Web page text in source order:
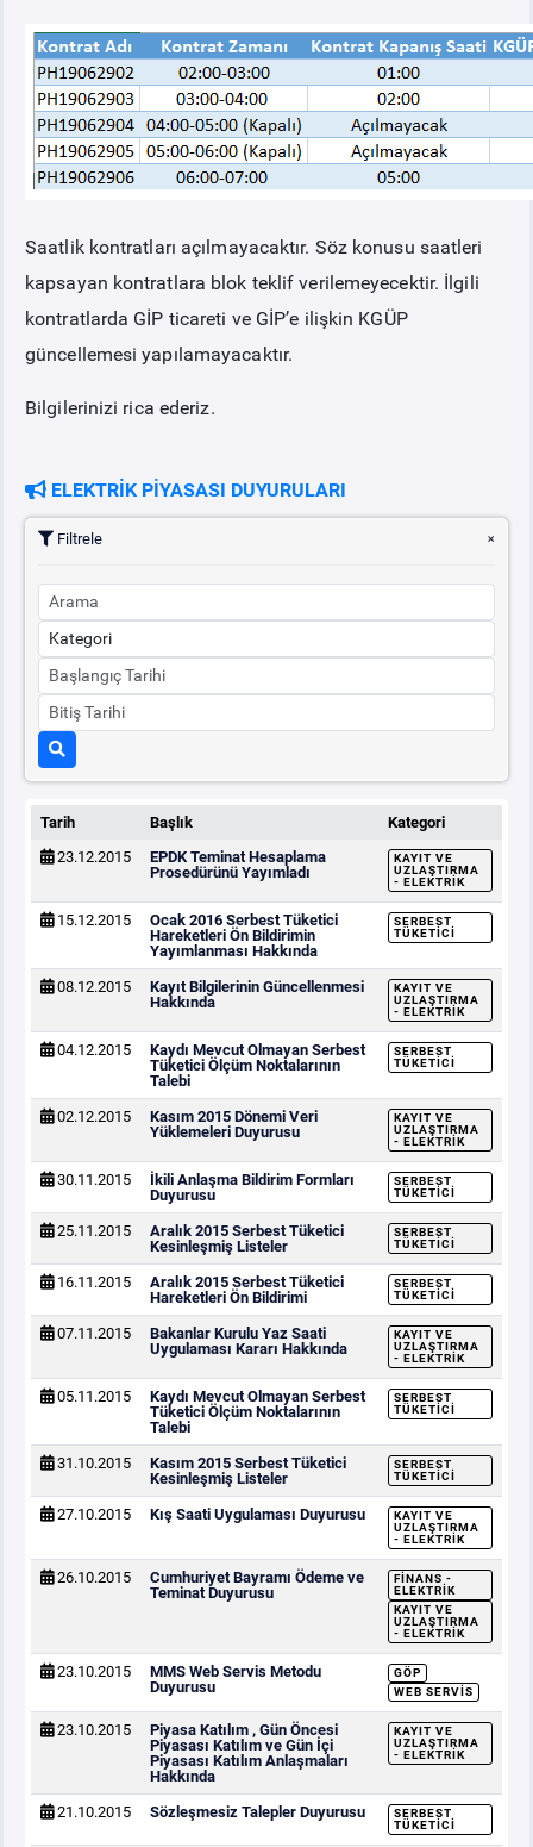
BÜLTENLER
DUYURULAR
BT HİZMET YÖNETİM SİSTEMİ POLİTİKAMIZ
Saatlik kontratları açılmayacaktır. Söz konusu saatleri
kapsayan kontratlara blok teklif verilemeyecektir. İlgili
kontratlarda GİP ticareti ve GİP’e ilişkin KGÜP
güncellemesi yapılamayacaktır.
Bilgilerinizi rica ederiz.
ELEKTRİK PİYASASI DUYURULARI
Filtrele
Tarih Başlık
Kategori
23.12.2015
EPDK Teminat Hesaplama
Prosedürünü Yayımladı
KAYIT VE
UZLAŞTIRMA
- ELEKTRIK
15.12.2015
Ocak 2016 Serbest Tüketici
Hareketleri Ön Bildirimin
Yayımlanması Hakkında
SERBEST
TÜKETICI
08.12.2015
Kayıt Bilgilerinin Güncellenmesi
Hakkında
KAYIT VE
UZLAŞTIRMA
- ELEKTRIK
04.12.2015
Kaydı Mevcut Olmayan Serbest
Tüketici Ölçüm Noktalarının
Talebi
SERBEST
TÜKETICI
02.12.2015
Kasım 2015 Dönemi Veri
Yüklemeleri Duyurusu
KAYIT VE
UZLAŞTIRMA
- ELEKTRIK
30.11.2015
İkili Anlaşma Bildirim Formları
Duyurusu
SERBEST
TÜKETICI
25.11.2015
Aralık 2015 Serbest Tüketici
Kesinleşmiş Listeler
SERBEST
TÜKETICI
16.11.2015
Aralık 2015 Serbest Tüketici
Hareketleri Ön Bildirimi
SERBEST
TÜKETICI
07.11.2015
Bakanlar Kurulu Yaz Saati
Uygulaması Kararı Hakkında
KAYIT VE
UZLAŞTIRMA
- ELEKTRIK
05.11.2015
Kaydı Mevcut Olmayan Serbest
Tüketici Ölçüm Noktalarının
Talebi
SERBEST
TÜKETICI
31.10.2015
Kasım 2015 Serbest Tüketici
Kesinleşmiş Listeler
SERBEST
TÜKETICI
27.10.2015 Kış Saati Uygulaması Duyurusu
KAYIT VE
UZLAŞTIRMA
- ELEKTRIK
26.10.2015
Cumhuriyet Bayramı Ödeme ve
Teminat Duyurusu
FINANS -
ELEKTRIK
KAYIT VE
UZLAŞTIRMA
- ELEKTRIK
23.10.2015
MMS Web Servis Metodu
Duyurusu
GÖP
WEB SERVIS
23.10.2015
Piyasa Katılım , Gün Öncesi
Piyasası Katılım ve Gün İçi
Piyasası Katılım Anlaşmaları
Hakkında
KAYIT VE
UZLAŞTIRMA
- ELEKTRIK
21.10.2015 Sözleşmesiz Talepler Duyurusu
SERBEST
TÜKETICI